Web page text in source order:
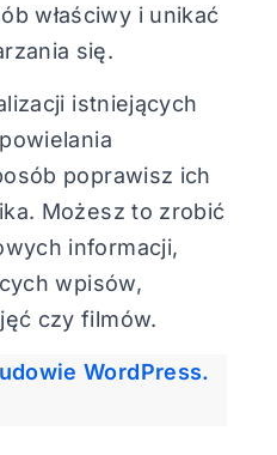
właściwy i unikać
się.
istniejących
poprawisz ich
Możesz to zrobić
informacji,
wpisów,
czy filmów.
WordPress.